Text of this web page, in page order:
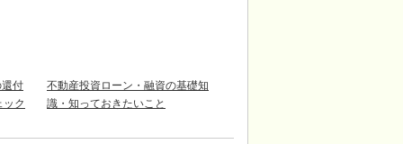
付
ック
不動産投資ローン・融資の基礎知
識・知っておきたいこと